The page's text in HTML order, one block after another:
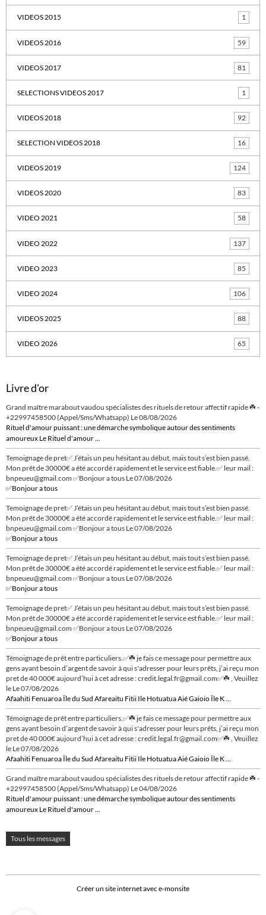
VIDEOS 2015 1
VIDEOS 2016 59
VIDEOS 2017 81
SELECTIONS VIDEOS 2017 1
VIDEOS 2018 92
SELECTION VIDEOS 2018 16
VIDEOS 2019 124
VIDEOS 2020 83
VIDEO 2021 58
VIDEO 2022 137
VIDEO 2023 85
VIDEO 2024 106
VIDEOS 2025 88
VIDEO 2026 65
Livre d'or
Grand maître marabout vaudou spécialistes des rituels de retour affectif rapide ☘️ -
+22997458500 (Appel/Sms/Whatsapp) Le 08/08/2026
Rituel d'amour puissant : une démarche symbolique autour des sentiments
amoureux Le Rituel d'amour ...
Temoignage de pret✅ J’étais un peu hésitant au début, mais tout s’est bien passé.
Mon prêt de 30000€ a été accordé rapidement et le service est fiable.✅ leur mail :
bnpeueu@gmail.com ✅Bonjour a tous Le 07/08/2026
✅Bonjour a tous
Temoignage de pret✅ J’étais un peu hésitant au début, mais tout s’est bien passé.
Mon prêt de 30000€ a été accordé rapidement et le service est fiable.✅ leur mail :
bnpeueu@gmail.com ✅Bonjour a tous Le 07/08/2026
✅Bonjour a tous
Temoignage de pret✅ J’étais un peu hésitant au début, mais tout s’est bien passé.
Mon prêt de 30000€ a été accordé rapidement et le service est fiable.✅ leur mail :
bnpeueu@gmail.com ✅Bonjour a tous Le 07/08/2026
✅Bonjour a tous
Temoignage de pret✅ J’étais un peu hésitant au début, mais tout s’est bien passé.
Mon prêt de 30000€ a été accordé rapidement et le service est fiable.✅ leur mail :
bnpeueu@gmail.com ✅Bonjour a tous Le 07/08/2026
✅Bonjour a tous
Témoignage de prêt entre particuliers.✅☘️ je fais ce message pour permettre aux
gens ayant besoin d’argent de savoir à qui s'adresser pour leurs prêts, j’ai reçu mon
pret de 40 000€ aujourd’hui à cet adresse : credit.legal.fr@gmail.com✅☘️ , Veuillez
le Le 07/08/2026
Afaahiti Fenuaroa Île du Sud Afareaitu Fitii Ile Hotuatua Aié Gaioio Île K ...
Témoignage de prêt entre particuliers.✅☘️ je fais ce message pour permettre aux
gens ayant besoin d’argent de savoir à qui s'adresser pour leurs prêts, j’ai reçu mon
pret de 40 000€ aujourd’hui à cet adresse : credit.legal.fr@gmail.com✅☘️ , Veuillez
le Le 07/08/2026
Afaahiti Fenuaroa Île du Sud Afareaitu Fitii Ile Hotuatua Aié Gaioio Île K ...
Grand maître marabout vaudou spécialistes des rituels de retour affectif rapide ☘️ -
+22997458500 (Appel/Sms/Whatsapp) Le 04/08/2026
Rituel d'amour puissant : une démarche symbolique autour des sentiments
amoureux Le Rituel d'amour ...
Tous les messages
Créer un site internet avec e-monsite